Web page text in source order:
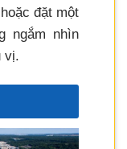
đặt một
ngắm nhìn
vị.